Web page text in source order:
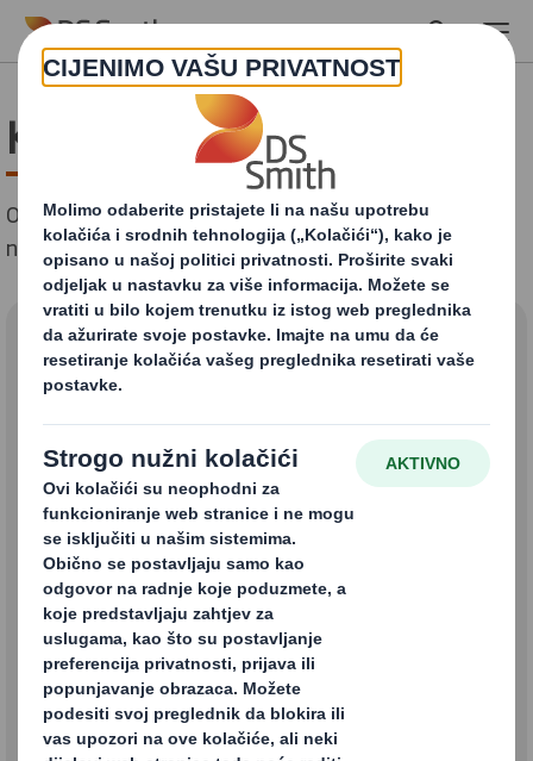
Skip to main content
Kontakt
Odaberite odgovarajuće područje našeg poslovanja u
nastavku:
Kako vam možemo
pomoći?
Kontakt: Proizvodi od papira
Kontakt: Ambalažna rješenja